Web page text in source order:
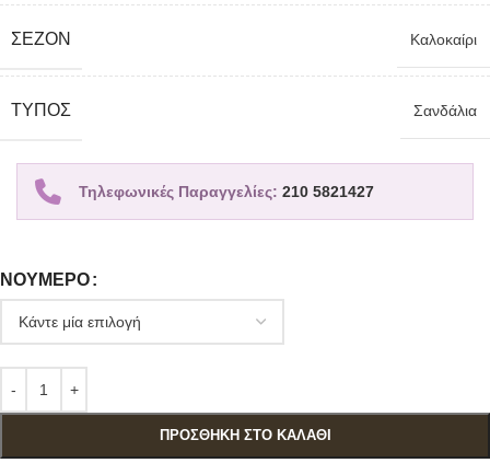
ΣΕΖΌΝ Καλοκαίρι
TΎΠΟΣ Σανδάλια
Τηλεφωνικές Παραγγελίες: 210 5821427
ΝΟΎΜΕΡΟ
ΠΡΟΣΘΉΚΗ ΣΤΟ ΚΑΛΆΘΙ